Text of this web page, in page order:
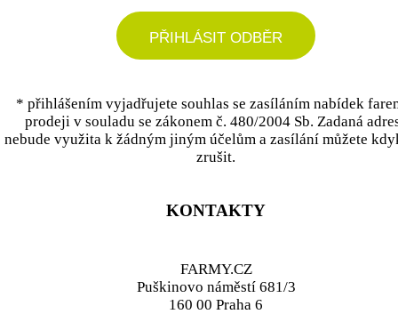
PŘIHLÁSIT ODBĚR
* přihlášením vyjadřujete souhlas se zasíláním nabídek
prodeji v souladu se zákonem č. 480/2004 Sb. Zadaná
nebude využita k žádným jiným účelům a zasílání můžete
zrušit.
KONTAKTY
FARMY.CZ
Puškinovo náměstí 681/3
160 00 Praha 6